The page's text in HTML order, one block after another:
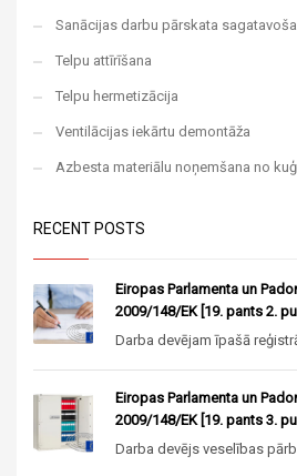
Sanācijas darbu pārskata
Telpu attīrīšana
Telpu hermetizācija
Ventilācijas iekārtu demontāža
Azbesta materiālu noņemšana no
RECENT POSTS
Eiropas Parlamenta un
2009/148/EK [19. pants 2.
Darba devējam īpašā
Eiropas Parlamenta un
2009/148/EK [19. pants 3.
Darba devējs veselības